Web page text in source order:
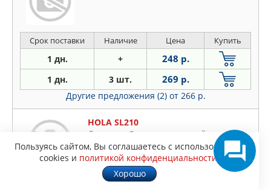
Срок поставки Наличие Цена Купить
1 дн. + 248 р.
1 дн. 3 шт. 269 р.
Другие предложения (2) от 266 р.
HOLA SL210
Деталь , , Фильтp, масляный,
CHEVROLET Spark: DAEWOO Matiz, (1
шт.)
Наличие
Пользуясь сайтом, Вы соглашаетесь с использованием
cookies и политикой конфиденциальности
Хорошо